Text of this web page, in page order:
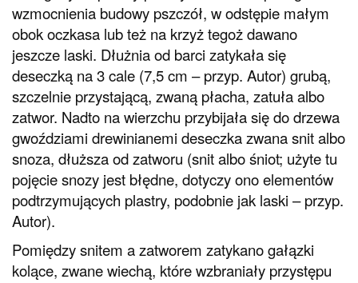
wzmocnienia budowy pszczół, w odstępie małym
obok oczkasa lub też na krzyż tegoż dawano
jeszcze laski. Dłużnia od barci zatykała się
deseczką na 3 cale (7,5 cm – przyp. Autor) grubą,
szczelnie przystającą, zwaną płacha, zatuła albo
zatwor. Nadto na wierzchu przybijała się do drzewa
gwoździami drewinianemi deseczka zwana snit albo
snoza, dłuższa od zatworu (snit albo śniot; użyte tu
pojęcie snozy jest błędne, dotyczy ono elementów
podtrzymujących plastry, podobnie jak laski – przyp.
Autor).
Pomiędzy snitem a zatworem zatykano gałązki
kolące, zwane wiechą, które wzbraniały przystępu